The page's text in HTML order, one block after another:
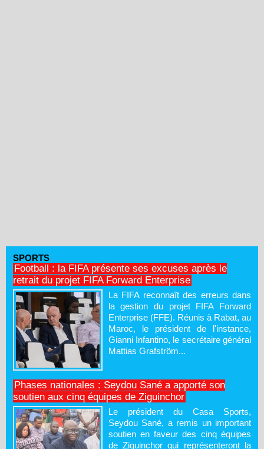
SPORTS
Football : la FIFA présente ses excuses après le
retrait du projet FIFA Forward Enterprise
La FIFA reconnaît des erreurs dans
la gestion du projet FIFA Forward
Enterprise (FFE). Réunis à Rabat, au
Maroc, le président de l'instance,
Gianni Infantino, le secrétaire général
Mattias Grafström...
Phases nationales : Seydou Sané a apporté son
soutien aux cinq équipes de Ziguinchor
Le président du Casa Sports,
Seydou Sané, a remis un important
soutien en faveur des cinq équipes
de Ziguinchor qui représenteront la